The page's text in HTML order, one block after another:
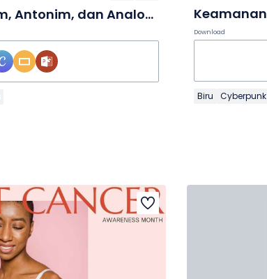
Pelajaran Sinonim, Antonim, dan Analogi untuk SMA dalam Slide
Download
Biru Cyberpunk